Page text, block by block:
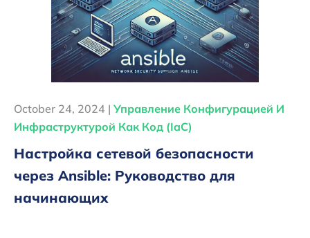
October 24, 2024 | Управление Конфигурацией И
Инфраструктурой Как Код (IaC)
Настройка сетевой безопасности
через Ansible: Руководство для
начинающих